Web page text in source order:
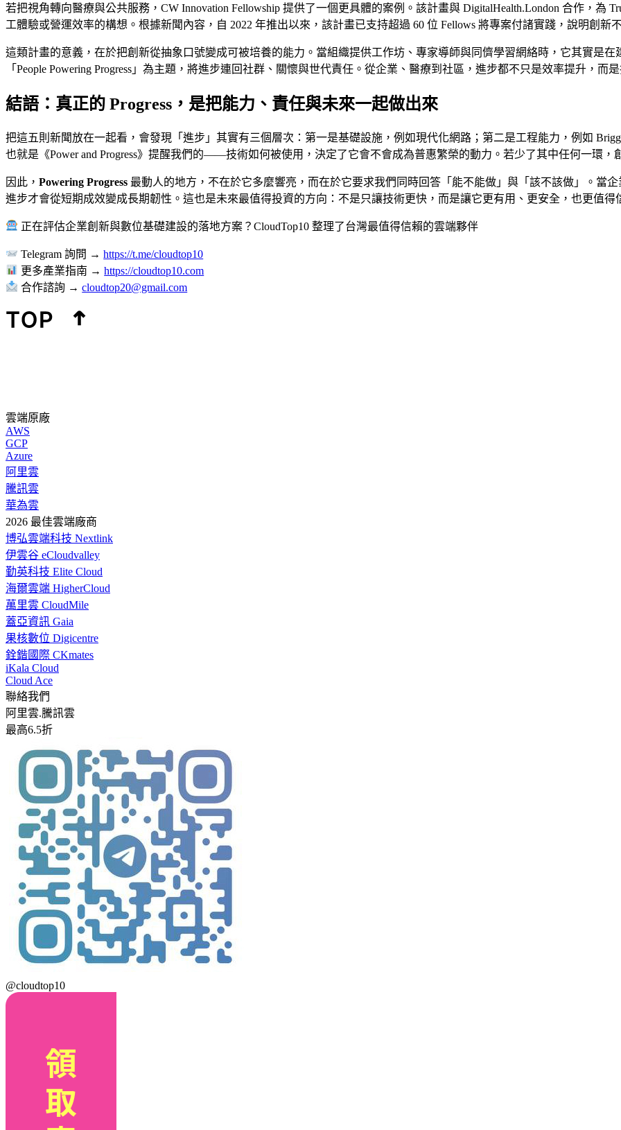
若把視角轉向醫療與公共服務，CW Innovation Fellowship 提供了一個更具體的案例。該計畫與 DigitalHealth.London 合作，為
工體驗或營運效率的構想。根據新聞內容，自 2022 年推出以來，該計畫已支持超過 60 位 Fellows 將專案付諸實踐，說明創
這類計畫的意義，在於把創新從抽象口號變成可被培養的能力。當組織提供工作坊、專家導師與同儕學習網絡時，它其實是
「People Powering Progress」為主題，將進步連回社群、關懷與世代責任。從企業、醫療到社區，進步都不只是效率提升，而
結語：真正的 Progress，是把能力、責任與未來一起做出來
把這五則新聞放在一起看，會發現「進步」其實有三個層次：第一是基礎設施，例如現代化網路；第二是工程能力，例如
也就是《Power and Progress》提醒我們的——技術如何被使用，決定了它會不會成為普惠繁榮的動力。若少了其中任何一環
因此， Powering Progress 最動人的地方，不在於它多麼響亮，而在於它要求我們同時回答「能不能做」與「該不該做」。當
進步才會從短期成效變成長期韌性。這也是未來最值得投資的方向：不是只讓技術更快，而是讓它更有用、更安全，也更值得
正在評估企業創新與數位基礎建設的落地方案？CloudTop10 整理了台灣最值得信賴的雲端夥伴
Telegram 詢問 →https://t.me/cloudtop10
更多產業指南 →https://cloudtop10.com
合作諮詢 →cloudtop20@gmail.com
雲端原廠
AWS
GCP
Azure
阿里雲
騰訊雲
華為雲
2026 最佳雲端廠商
博弘雲端科技 Nextlink
伊雲谷 eCloudvalley
勤英科技 Elite Cloud
海爾雲端 HigherCloud
萬里雲 CloudMile
蓋亞資訊 Gaia
果核數位 Digicentre
銓鍇國際 CKmates
iKala Cloud
Cloud Ace
聯絡我們
阿里雲.騰訊雲
最高6.5折
@cloudtop10